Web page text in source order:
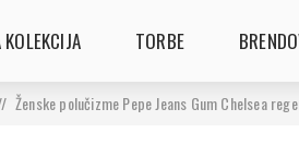
KOLEKCIJA TORBE
/ Ženske polučizme Pepe Jeans Gum Chelsea